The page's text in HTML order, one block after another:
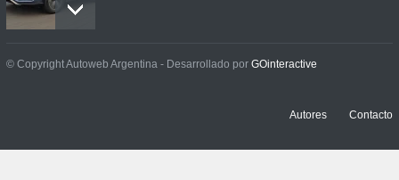
Contacto: Jeep Wrangler
© Copyright Autoweb Argentina - Desarrollado por GOinteractive
Autores Contacto